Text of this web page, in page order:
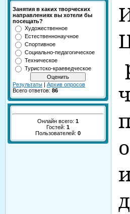
Занятия в каких творческих
направлениях вы хотели бы
посещать?
Художественное
Естественнонаучное
Спортивное
Социально-педагогическое
Техническое
Туристско-краеведческое
Результаты | Архив опросов
Всего ответов: 86
Онлайн всего: 1
Гостей: 1
Пользователей: 0